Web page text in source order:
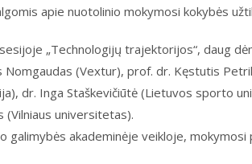
apie nuotolinio mokymosi kokybės
„Technologijų trajektorijos“, daug
(Vextur), prof. dr. Kęstutis
dr. Inga Staškevičiūtė (Lietuvos sporto
(Vilniaus universitetas).
galimybės akademinėje veikloje,